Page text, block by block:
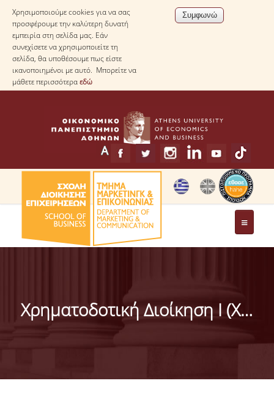
Χρησιμοποιούμε cookies για να σας
προσφέρουμε την καλύτερη δυνατή
εμπειρία στη σελίδα μας. Εάν
συνεχίσετε να χρησιμοποιείτε τη
σελίδα, θα υποθέσουμε πως είστε
ικανοποιημένοι με αυτό. Μπορείτε να
μάθετε περισσότεραεδώ
ΤΟ ΤΜΗΜΑ
ΜΑΡΚΕΤΙΝΓΚ & ΕΠΙΚΟΙΝΩΝΙΑ
ΟΡΑΜΑ, ΑΠΟΣΤΟΛΗ, ΑΞΙΕΣ, ΙΣΤΟΡΙΑ ΤΟΥ
Χρηματοδοτική Διοίκηση Ι (Χρηματοδοτική Διοίκηση)